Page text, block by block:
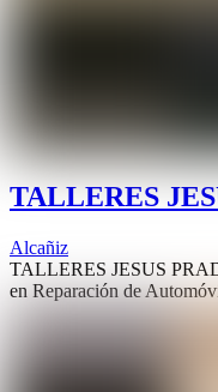
TALLERES
Alcañiz
TALLERES JESUS
en Reparación de